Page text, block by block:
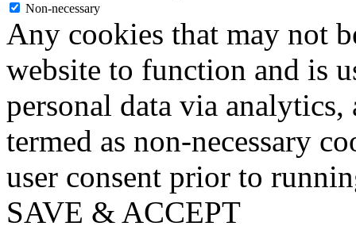
Non-necessary
Any cookies that may not
website to function and is
personal data via analytics,
termed as non-necessary
user consent prior to
SAVE & ACCEPT